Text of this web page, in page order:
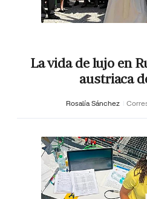
La vida de lujo en
austriaca
Rosalía Sánchez